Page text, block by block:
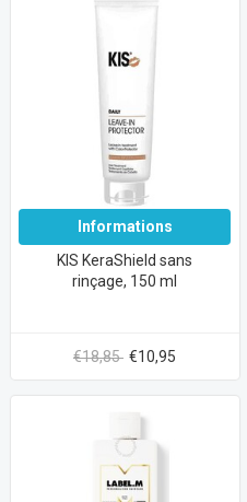
Informations
KIS KeraShield sans
rinçage, 150 ml
€18,85 €10,95